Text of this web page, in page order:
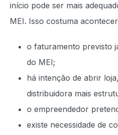
início pode ser mais
MEI. Isso costuma
o faturamento previsto
do MEI;
há intenção de abrir
distribuidora mais
o empreendedor
existe necessidade de